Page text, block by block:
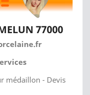
77000
médaillon - Devis